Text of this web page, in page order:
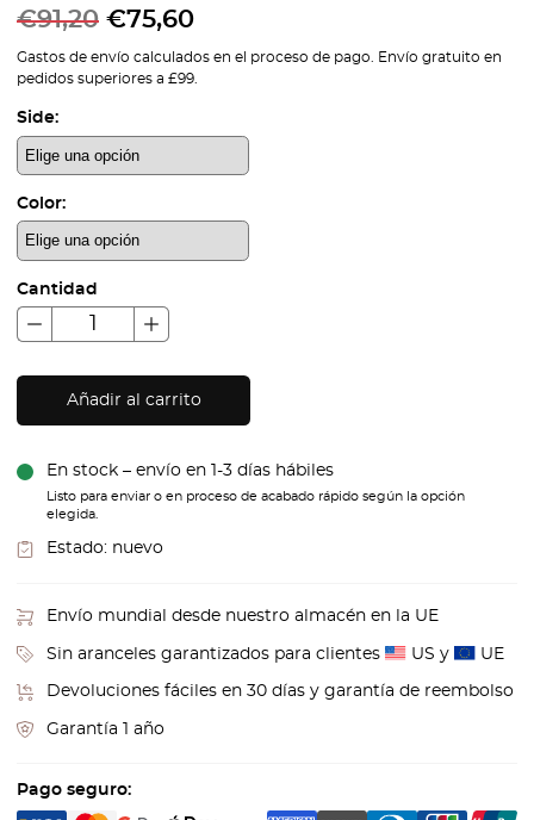
€91,20 El
precio
€91,20.
€75,60El
precio
€75,60.
Gastos de envío calculados en el proceso de pago. Envío gratuito en
pedidos superiores a £99.
Side:
Color:
Cantidad
Añadir al carrito
En stock – envío en 1-3 días hábiles
Listo para enviar o en proceso de acabado rápido según la opción
elegida.
Estado: nuevo
Envío mundial desde nuestro almacén en la UE
Sin aranceles garantizados para clientes US y UE
Devoluciones fáciles en 30 días y garantía de reembolso
Garantía 1 año
Pago seguro: